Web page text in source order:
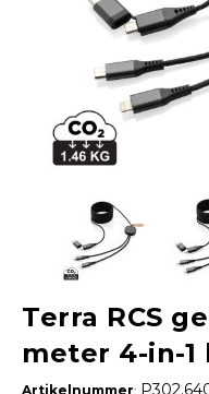
Terra RCS
meter 4-in-1
Artikelnummer: